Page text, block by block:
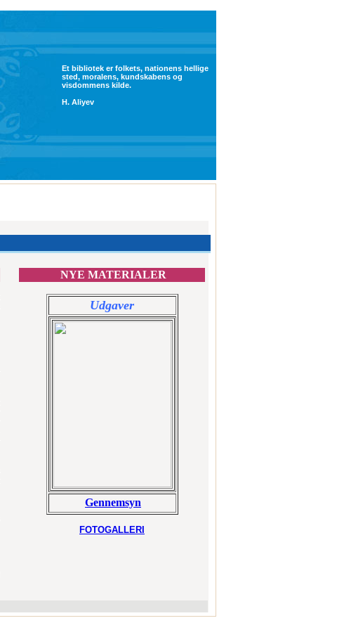
Et bibliotek er folkets, nationens hellige
sted, moralens, kundskabens og
visdommens kilde.
H. Aliyev
NYE MATERIALER
Udgaver
Gennemsyn
FOTOGALLERI